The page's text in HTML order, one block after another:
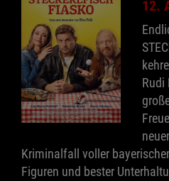
12.
Rudi
Kriminalfall voller
Figuren und bester